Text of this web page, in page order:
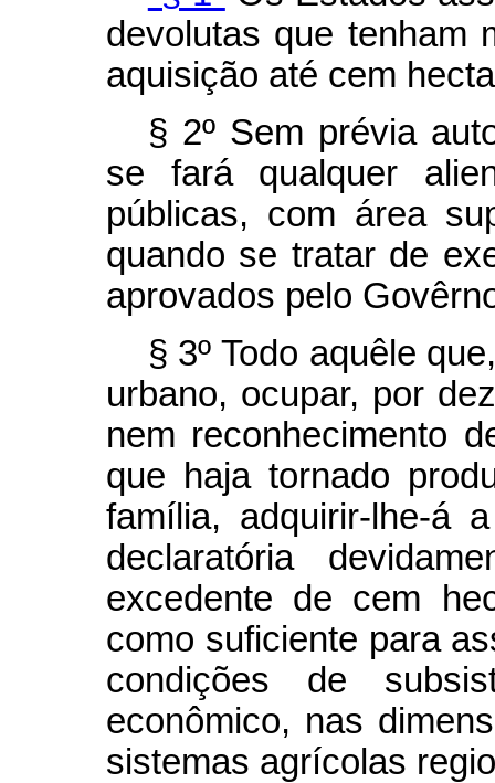
devolutas que tenham
aquisição até cem
§ 2º Sem prévia
se fará qualquer
públicas, com área
quando se tratar de
aprovados pelo
§ 3º Todo aquêle
urbano, ocupar, por
nem reconhecimento
que haja tornado
família, adquirir-lhe-á
declaratória
excedente de cem
como suficiente para
condições de
econômico, nas
sistemas agrícolas